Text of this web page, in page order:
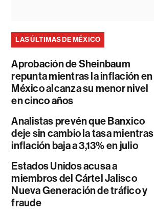
LAS ÚLTIMAS DE MÉXICO
Aprobación de Sheinbaum
repunta mientras la inflación en
México alcanza su menor nivel
en cinco años
Analistas prevén que Banxico
deje sin cambio la tasa mientras
inflación baja a 3,13% en julio
Estados Unidos acusa a
miembros del Cártel Jalisco
Nueva Generación de tráfico y
fraude